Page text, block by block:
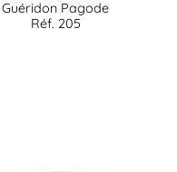
Guéridon Pagode
Réf. 205